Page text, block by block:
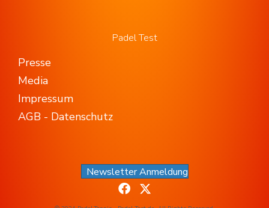
Padel Test
Presse
Media
Impressum
AGB - Datenschutz
Newsletter Anmeldung